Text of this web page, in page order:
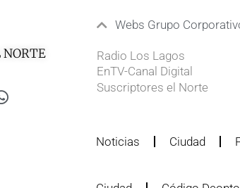
NORTE
Webs Grupo
Radio Los Lagos
EnTV-Canal Digital
Suscriptores el Norte
Noticias Ciudad